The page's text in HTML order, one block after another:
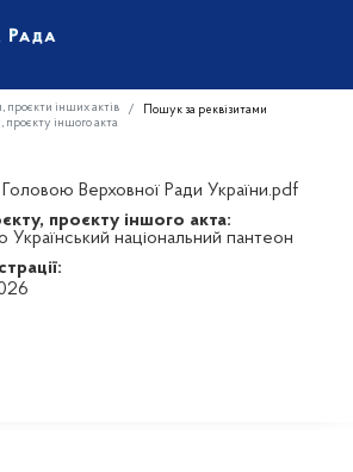
проєкти інших актів
Пошук за реквізитами
проєкту іншого акта
Головою Верховної Ради України.pdf
проєкту іншого акта:
Український національний пантеон